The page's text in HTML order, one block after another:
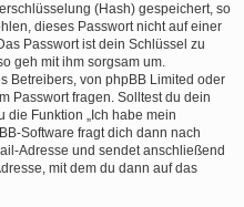
(Hash) gespeichert, so
dieses Passwort nicht auf einer
Passwort ist dein Schlüssel zu
geh mit ihm sorgsam um.
Betreibers, von phpBB Limited oder
Passwort fragen. Solltest du dein
die Funktion „Ich habe mein
Software fragt dich dann nach
Adresse und sendet anschließend
mit dem du dann auf das